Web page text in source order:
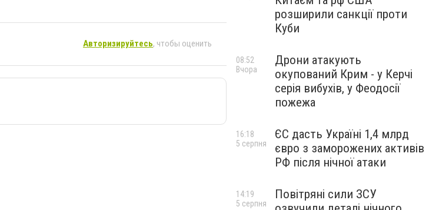
Авторизируйтесь, чтобы оценить
розширили санкції проти
Куби
Дрони атакують
окупований Крим - у Керчі
серія вибухів, у Феодосії
пожежа
08:52
Вчора
ЄС дасть Україні 1,4 млрд
євро з заморожених активів
РФ після нічної атаки
16:18
5 серпня
Повітряні сили ЗСУ
14:19
5 серпня